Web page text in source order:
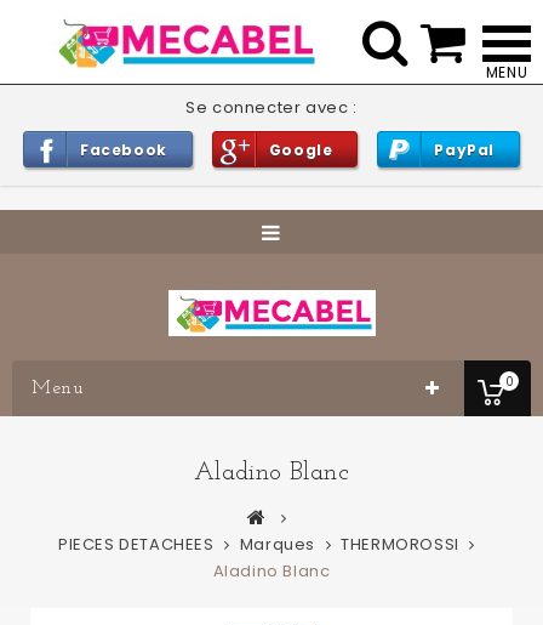
Se connecter avec :
Facebook Google PayPal
0
Menu
Aladino Blanc
PIECES DETACHEES Marques
THERMOROSSI
Aladino Blanc
 